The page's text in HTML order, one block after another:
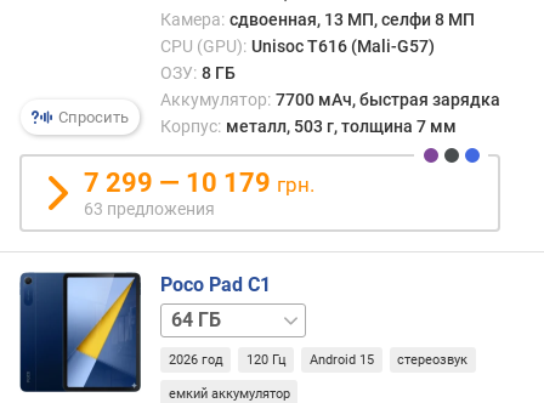
p
o
i
n
t
s
м
о
Спросить
Камера: сдвоенная, 13 МП, селфи 8 МП
CPU (GPU): Unisoc T616 (Mali-G57)
ОЗУ: 8 ГБ
Аккумулятор: 7700 мАч, быстрая зарядка
Корпус: металл, 503 г, толщина 7 мм
7 299 — 10 179 грн.
63 предложения
Poco Pad C1
128 ГБ
2026 год 120 Гц Android 15 стереозвук
емкий аккумулятор